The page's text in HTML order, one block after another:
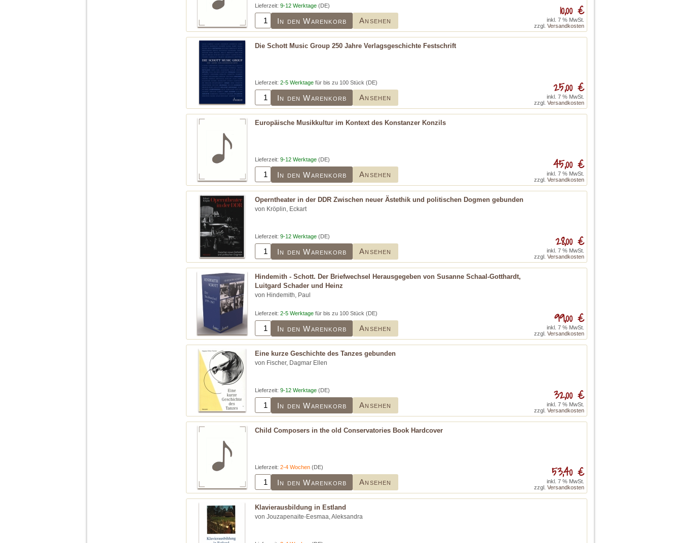
Lieferzeit: 9-12 Werktage (DE)
In den Warenkorb Ansehen
10,00 €
inkl. 7 % MwSt.
zzgl. Versandkosten
Die Schott Music Group 250 Jahre Verlagsgeschichte Festschrift
Lieferzeit: 2-5 Werktage für bis zu 100 Stück (DE)
In den Warenkorb Ansehen
25,00 €
inkl. 7 % MwSt.
zzgl. Versandkosten
Europäische Musikkultur im Kontext des Konstanzer Konzils
Lieferzeit: 9-12 Werktage (DE)
In den Warenkorb Ansehen
45,00 €
inkl. 7 % MwSt.
zzgl. Versandkosten
Operntheater in der DDR Zwischen neuer Ästethik und politischen Dogmen gebunden
von Kröplin, Eckart
Lieferzeit: 9-12 Werktage (DE)
In den Warenkorb Ansehen
28,00 €
inkl. 7 % MwSt.
zzgl. Versandkosten
Hindemith - Schott. Der Briefwechsel Herausgegeben von Susanne Schaal-Gotthardt,
Luitgard Schader und Heinz
von Hindemith, Paul
Lieferzeit: 2-5 Werktage für bis zu 100 Stück (DE)
In den Warenkorb Ansehen
99,00 €
inkl. 7 % MwSt.
zzgl. Versandkosten
Eine kurze Geschichte des Tanzes gebunden
von Fischer, Dagmar Ellen
Lieferzeit: 9-12 Werktage (DE)
In den Warenkorb Ansehen
32,00 €
inkl. 7 % MwSt.
zzgl. Versandkosten
Child Composers in the old Conservatories Book Hardcover
Lieferzeit: 2-4 Wochen (DE)
In den Warenkorb Ansehen
53,40 €
inkl. 7 % MwSt.
zzgl. Versandkosten
Klavierausbildung in Estland
von Jouzapenaite-Eesmaa, Aleksandra